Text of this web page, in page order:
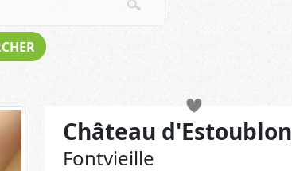
Château d'Estoublon
Fontvieille